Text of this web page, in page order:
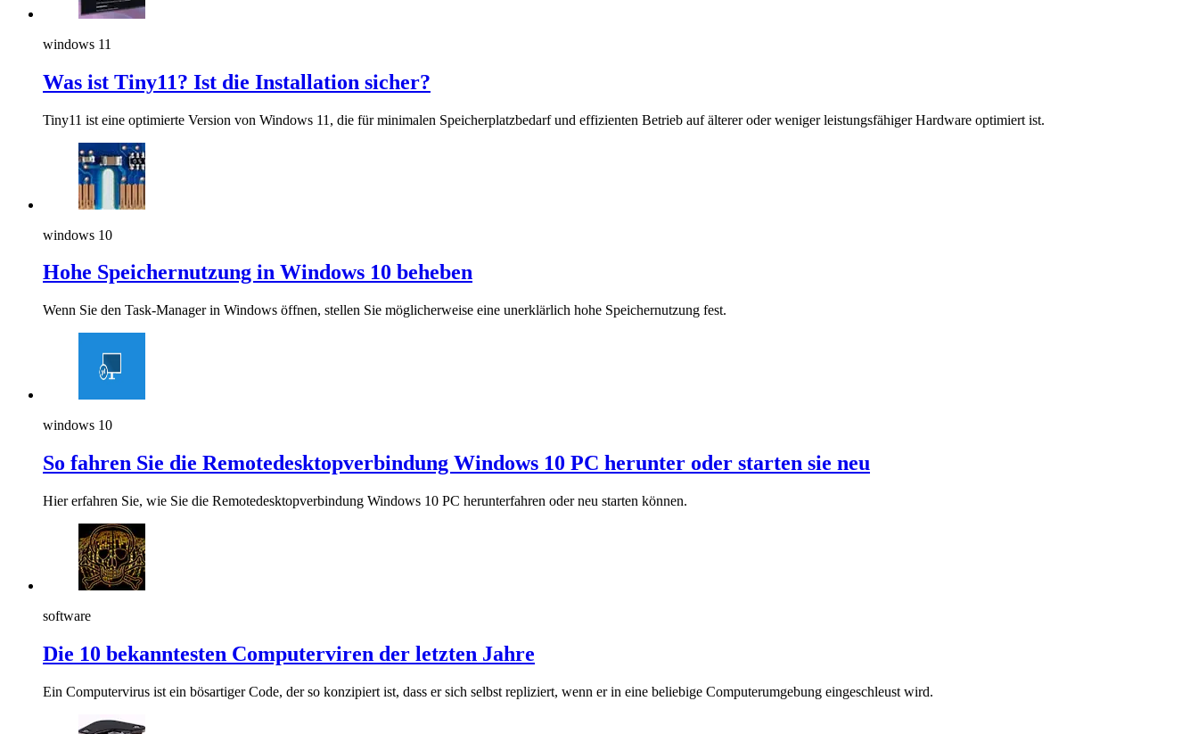
windows 11
Was ist Tiny11? Ist die Installation sicher?
Tiny11 ist eine optimierte Version von Windows 11, die für minimalen Speicherplatzbedarf und effizienten Betrieb auf älterer oder weniger leistungsfähiger Hardware optimiert ist.
windows 10
Hohe Speichernutzung in Windows 10 beheben
Wenn Sie den Task-Manager in Windows öffnen, stellen Sie möglicherweise eine unerklärlich hohe Speichernutzung fest.
windows 10
So fahren Sie die Remotedesktopverbindung Windows 10 PC herunter oder starten sie neu
Hier erfahren Sie, wie Sie die Remotedesktopverbindung Windows 10 PC herunterfahren oder neu starten können.
software
Die 10 bekanntesten Computerviren der letzten Jahre
Ein Computervirus ist ein bösartiger Code, der so konzipiert ist, dass er sich selbst repliziert, wenn er in eine beliebige Computerumgebung eingeschleust wird.